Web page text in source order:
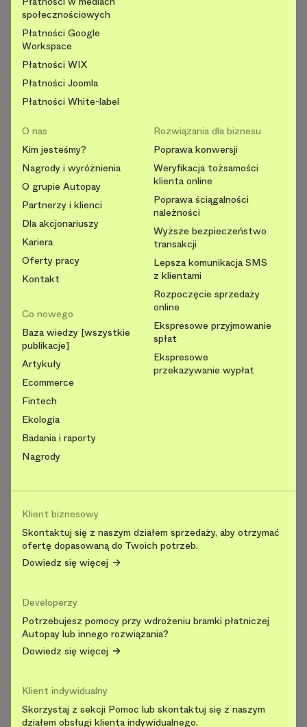
społecznościowych
Płatności Google
Workspace
Płatności WIX
Płatności Joomla
Płatności White-label
O nas
Kim jesteśmy?
Nagrody i wyróżnienia
O grupie Autopay
Partnerzy i klienci
Dla akcjonariuszy
Kariera
Oferty pracy
Kontakt
Co nowego
Baza wiedzy [wszystkie
publikacje]
Artykuły
Ecommerce
Fintech
Ekologia
Badania i raporty
Nagrody
Rozwiązania dla biznesu
Poprawa konwersji
Weryfikacja tożsamości
klienta online
Poprawa ściągalności
należności
Wyższe bezpieczeństwo
transakcji
Lepsza komunikacja SMS
z klientami
Rozpoczęcie sprzedaży
online
Ekspresowe przyjmowanie
spłat
Ekspresowe
przekazywanie wypłat
Klient biznesowy
Skontaktuj się z naszym działem sprzedaży, aby otrzymać
ofertę dopasowaną do Twoich potrzeb.
Dowiedz się więcej
Developerzy
Potrzebujesz pomocy przy wdrożeniu bramki płatniczej
Autopay lub innego rozwiązania?
Dowiedz się więcej
Klient indywidualny
Skorzystaj z sekcji Pomoc lub skontaktuj się z naszym
działem obsługi klienta indywidualnego.